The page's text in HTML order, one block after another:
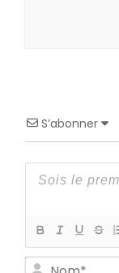
S’abonner